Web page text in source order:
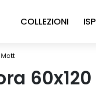
COLLEZIONI
60x120